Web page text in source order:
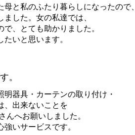
と私のふたり暮らしになったので、
した。女の私達では、
、とても助かりました。
いと思います。
。
器具・カーテンの取り付け・
、出来ないことを
んへお願いしました。
いサービスです。